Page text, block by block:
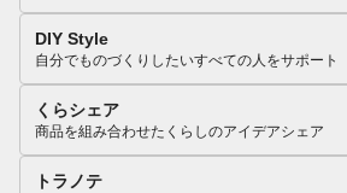
DIY Style
自分でものづくりしたいすべての人をサポート
くらシェア
商品を組み合わせたくらしのアイデアシェア
トラノテ